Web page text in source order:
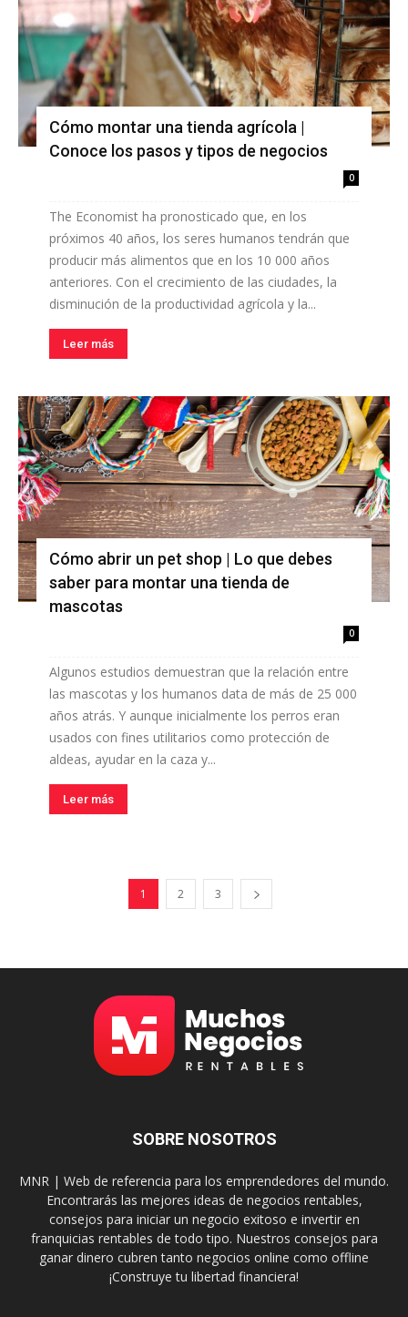
Cómo montar una tienda agrícola |
Conoce los pasos y tipos de negocios
0
The Economist ha pronosticado que, en los
próximos 40 años, los seres humanos tendrán que
producir más alimentos que en los 10 000 años
anteriores. Con el crecimiento de las ciudades, la
disminución de la productividad agrícola y la...
Leer más
Cómo abrir un pet shop | Lo que debes
saber para montar una tienda de
mascotas
0
Algunos estudios demuestran que la relación entre
las mascotas y los humanos data de más de 25 000
años atrás. Y aunque inicialmente los perros eran
usados con fines utilitarios como protección de
aldeas, ayudar en la caza y...
Leer más
1 2 3
SOBRE NOSOTROS
MNR | Web de referencia para los emprendedores del mundo.
Encontrarás las mejores ideas de negocios rentables,
consejos para iniciar un negocio exitoso e invertir en
franquicias rentables de todo tipo. Nuestros consejos para
ganar dinero cubren tanto negocios online como offline
¡Construye tu libertad financiera!